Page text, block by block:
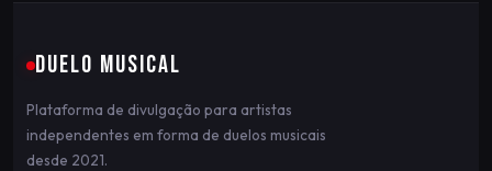
DUELO MUSICAL
Plataforma de divulgação para artistas
independentes em forma de duelos musicais
desde 2021.